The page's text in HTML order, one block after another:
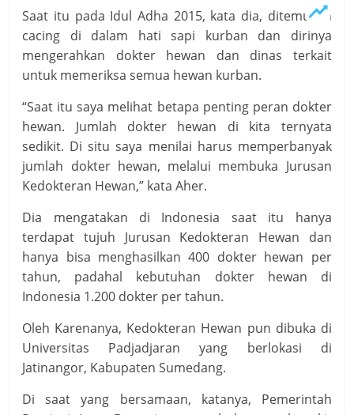
Saat itu pada Idul Adha 2015, kata dia, ditemukan
cacing di dalam hati sapi kurban dan dirinya
mengerahkan dokter hewan dan dinas terkait
untuk memeriksa semua hewan kurban.
“Saat itu saya melihat betapa penting peran dokter
hewan. Jumlah dokter hewan di kita ternyata
sedikit. Di situ saya menilai harus memperbanyak
jumlah dokter hewan, melalui membuka Jurusan
Kedokteran Hewan,” kata Aher.
Dia mengatakan di Indonesia saat itu hanya
terdapat tujuh Jurusan Kedokteran Hewan dan
hanya bisa menghasilkan 400 dokter hewan per
tahun, padahal kebutuhan dokter hewan di
Indonesia 1.200 dokter per tahun.
Oleh Karenanya, Kedokteran Hewan pun dibuka di
Universitas Padjadjaran yang berlokasi di
Jatinangor, Kabupaten Sumedang.
Di saat yang bersamaan, katanya, Pemerintah